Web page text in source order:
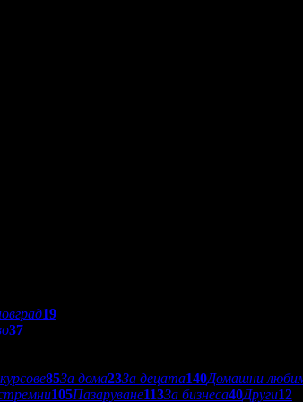
19
37
85За дома23За децата140Домашни
105Пазаруване113За бизнеса40Други12